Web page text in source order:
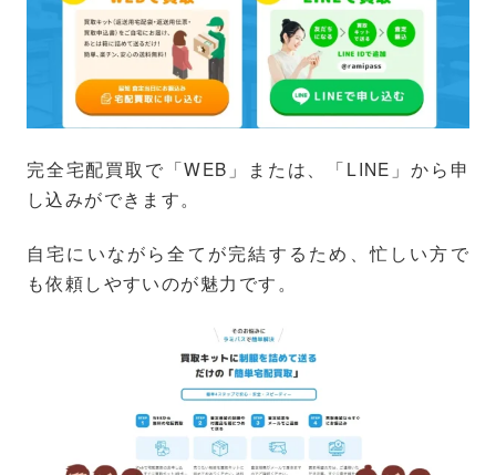
完全宅配買取で「WEB」または、「LINE」から申
し込みができます。
自宅にいながら全てが完結するため、忙しい方で
も依頼しやすいのが魅力です。